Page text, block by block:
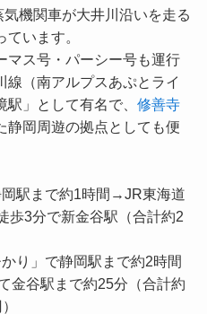
機関車が大井川沿いを走る
います。
マス号・パーシー号も運行
線（南アルプスあぷとライ
」として有名で、 修善寺
静岡周遊の拠点としても便
駅まで約1時間→JR東海道
3分で新金谷駅（合計約2
り」で静岡駅まで約2時間
金谷駅まで約25分（合計約